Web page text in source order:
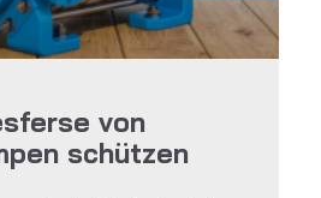
von
schützen